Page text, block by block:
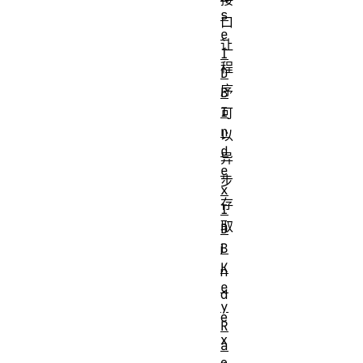
口
让
程
序
可
以
异
步
存
取
i
n
d
e
x
s
e
I
D
B
I
n
d
e
x
I
D
B
K
e
y
R
a